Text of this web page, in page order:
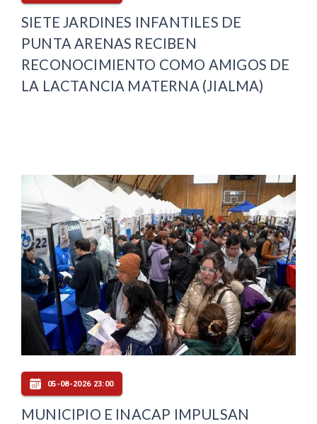
SIETE JARDINES INFANTILES DE
PUNTA ARENAS RECIBEN
RECONOCIMIENTO COMO AMIGOS DE
LA LACTANCIA MATERNA (JIALMA)
05-08-2026 23:00
MUNICIPIO E INACAP IMPULSAN